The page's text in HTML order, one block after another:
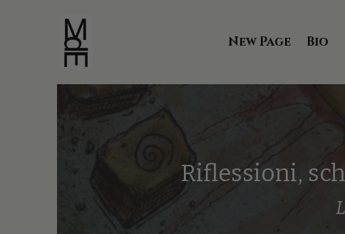
New Page Bio
Riflessioni,